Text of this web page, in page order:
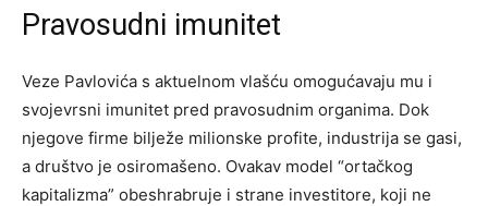
Pravosudni imunitet
Veze Pavlovića s aktuelnom vlašću omogućavaju mu i
svojevrsni imunitet pred pravosudnim organima. Dok
njegove firme bilježe milionske profite, industrija se gasi,
a društvo je osiromašeno. Ovakav model “ortačkog
kapitalizma” obeshrabruje i strane investitore, koji ne